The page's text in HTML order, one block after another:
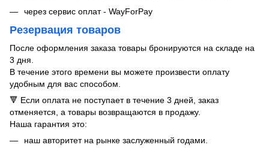
через сервис оплат - WayForPay
Резервация товаров
После оформления заказа товары бронируются на складе на
3 дня.
В течение этого времени вы можете произвести оплату
удобным для вас способом.
🔻 Если оплата не поступает в течение 3 дней, заказ
отменяется, а товары возвращаются в продажу.
Наша гарантия это:
​​наш авторитет на рынке заслуженный годами.